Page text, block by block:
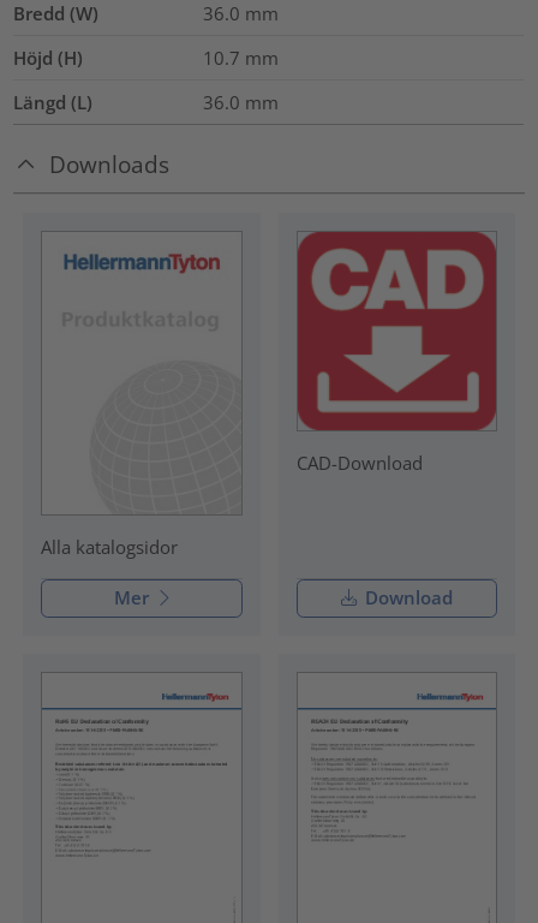
Bredd (W) 36.0 mm
Höjd (H)
10.7 mm
Längd (L)
36.0 mm
Downloads
Alla katalogsidor
Mer
CAD-Download
Download